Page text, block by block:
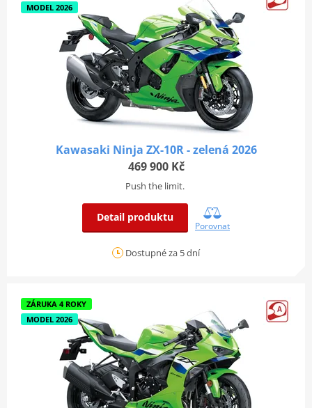
MODEL 2026
Kawasaki Ninja ZX-10R - zelená 2026
469 900 Kč
Push the limit.
Detail produktu
Porovnat
Dostupné za 5 dní
ZÁRUKA 4 ROKY
MODEL 2026